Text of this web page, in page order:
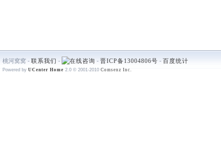
桃河窝窝 - 联系我们 - - 晋ICP备13004806号 - 百度统计
Powered by UCenter Home 2.0 © 2001-2010 Comsenz Inc.